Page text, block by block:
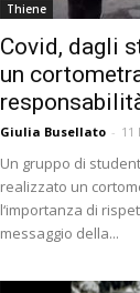
Thiene
Covid, dagli
un
Giulia Busellato - 11
Un gruppo di
realizzato un
l‘importanza di
messaggio della...